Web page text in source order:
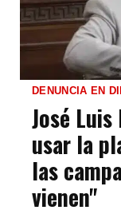
DENUNCIA EN
José
usar la
las
vienen"